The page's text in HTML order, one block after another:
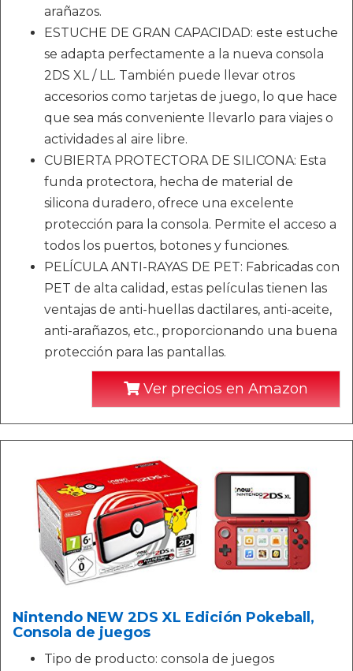
arañazos.
ESTUCHE DE GRAN CAPACIDAD: este estuche
se adapta perfectamente a la nueva consola
2DS XL / LL. También puede llevar otros
accesorios como tarjetas de juego, lo que hace
que sea más conveniente llevarlo para viajes o
actividades al aire libre.
CUBIERTA PROTECTORA DE SILICONA: Esta
funda protectora, hecha de material de
silicona duradero, ofrece una excelente
protección para la consola. Permite el acceso a
todos los puertos, botones y funciones.
PELÍCULA ANTI-RAYAS DE PET: Fabricadas con
PET de alta calidad, estas películas tienen las
ventajas de anti-huellas dactilares, anti-aceite,
anti-arañazos, etc., proporcionando una buena
protección para las pantallas.
Ver precios en Amazon
Nintendo NEW 2DS XL Edición Pokeball,
Consola de juegos
Tipo de producto: consola de juegos